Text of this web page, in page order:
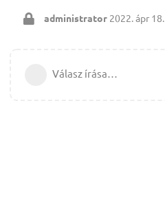
administrator 2022. ápr 18.
Válasz írása…